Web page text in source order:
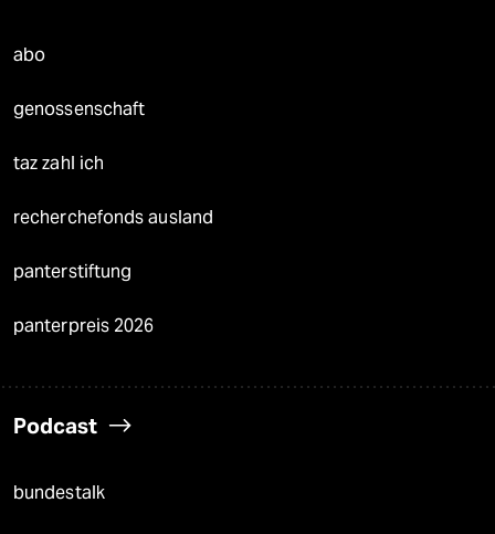
abo
genossenschaft
taz zahl ich
recherchefonds ausland
panterstiftung
panterpreis 2026
Podcast
bundestalk